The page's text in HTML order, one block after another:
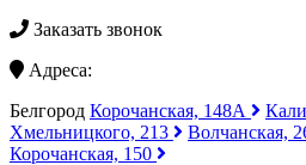
Заказать звонок
Адреса:
Белгород Корочанская, 148А
Хмельницкого, 213
Волчанская,
Корочанская, 150